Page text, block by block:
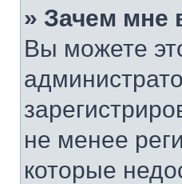
» Зачем мне
Вы можете
не менее
которые